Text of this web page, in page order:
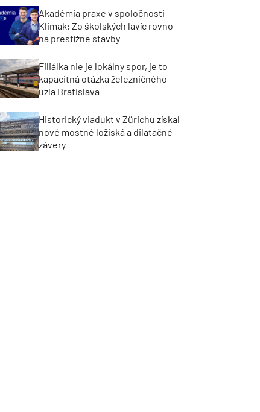
Akadémia praxe v spoločnosti
Klimak: Zo školských lavíc rovno
na prestížne stavby
Filiálka nie je lokálny spor, je to
kapacitná otázka železničného
uzla Bratislava
Historický viadukt v Zürichu získal
nové mostné ložiská a dilatačné
závery